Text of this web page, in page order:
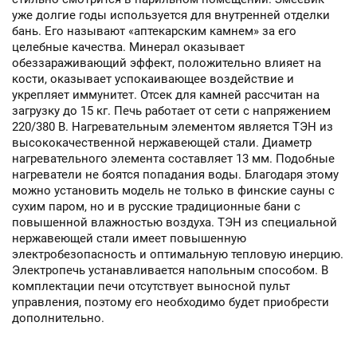
уже долгие годы используется для внутренней отделки
бань. Его называют «аптекарским камнем» за его
целебные качества. Минерал оказывает
обеззараживающий эффект, положительно влияет на
кости, оказывает успокаивающее воздействие и
укрепляет иммунитет. Отсек для камней рассчитан на
загрузку до 15 кг. Печь работает от сети с напряжением
220/380 В. Нагревательным элементом является ТЭН из
высококачественной нержавеющей стали. Диаметр
нагревательного элемента составляет 13 мм. Подобные
нагреватели не боятся попадания воды. Благодаря этому
можно установить модель не только в финские сауны с
сухим паром, но и в русские традиционные бани с
повышенной влажностью воздуха. ТЭН из специальной
нержавеющей стали имеет повышенную
электробезопасность и оптимальную тепловую инерцию.
Электропечь устанавливается напольным способом. В
комплектации печи отсутствует выносной пульт
управления, поэтому его необходимо будет приобрести
дополнительно.